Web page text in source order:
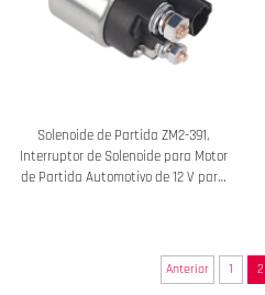
Solenoide de Partida ZM2-391,
Interruptor de Solenoide para Motor
de Partida Automotivo de 12 V para
Anterior 1 2